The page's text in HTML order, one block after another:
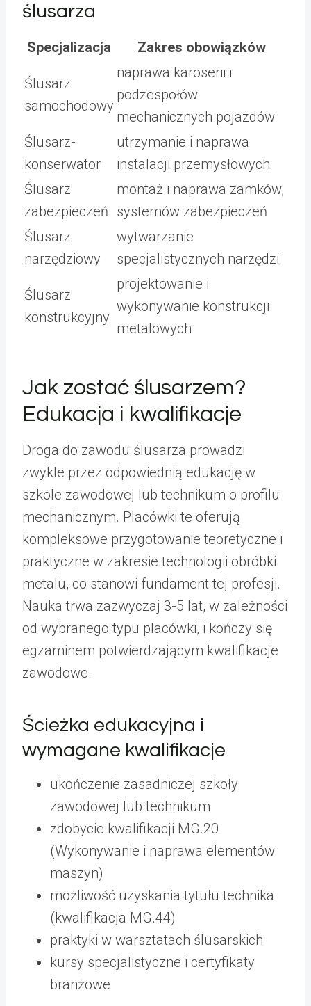
ślusarza
Specjalizacja Zakres obowiązków
Ślusarz
samochodowy
naprawa karoserii i
podzespołów
mechanicznych pojazdów
Ślusarz-
konserwator
utrzymanie i naprawa
instalacji przemysłowych
Ślusarz
zabezpieczeń
montaż i naprawa zamków,
systemów zabezpieczeń
Ślusarz
narzędziowy
wytwarzanie
specjalistycznych narzędzi
Ślusarz
konstrukcyjny
projektowanie i
wykonywanie konstrukcji
metalowych
Jak zostać ślusarzem?
Edukacja i kwalifikacje
Droga do zawodu ślusarza prowadzi
zwykle przez odpowiednią edukację w
szkole zawodowej lub technikum o profilu
mechanicznym. Placówki te oferują
kompleksowe przygotowanie teoretyczne i
praktyczne w zakresie technologii obróbki
metalu, co stanowi fundament tej profesji.
Nauka trwa zazwyczaj 3-5 lat, w zależności
od wybranego typu placówki, i kończy się
egzaminem potwierdzającym kwalifikacje
zawodowe.
Ścieżka edukacyjna i
wymagane kwalifikacje
ukończenie zasadniczej szkoły
zawodowej lub technikum
zdobycie kwalifikacji MG.20
(Wykonywanie i naprawa elementów
maszyn)
możliwość uzyskania tytułu technika
(kwalifikacja MG.44)
praktyki w warsztatach ślusarskich
kursy specjalistyczne i certyfikaty
branżowe